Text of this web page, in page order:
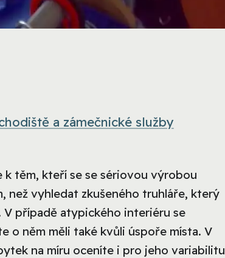
a zámečnické služby
k těm, kteří se se sériovou výrobou
než vyhledat zkušeného truhláře, který
případě atypického interiéru se
o něm měli také kvůli úspoře místa. V
na míru oceníte i pro jeho variabilitu